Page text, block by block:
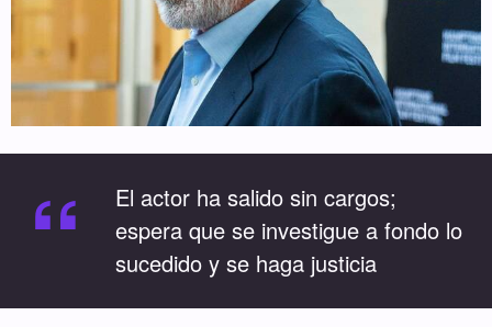
“
El actor ha salido sin cargos;
espera que se investigue a fondo lo
sucedido y se haga justicia